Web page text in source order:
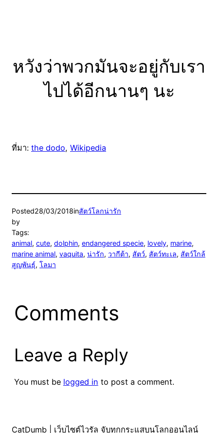
หวังว่าพวกมันจะอยู่กับเรา
ไปได้อีกนานๆ นะ
ที่มา: the dodo, Wikipedia
Posted28/03/2018inสัตว์โลกน่ารัก
by
Tags:
animal, cute, dolphin, endangered specie, lovely, marine
marine animal, vaquita, น่ารัก, วากีต้า, สัตว์, สัตว์ทะเล, สัตว์ใกล้
สูญพันธุ์, โลมา
Comments
Leave a Reply
You must be logged in to post a comment.
CatDumb | เว็บไซต์ไวรัล จับทุกกระแสบนโลกออนไลน์